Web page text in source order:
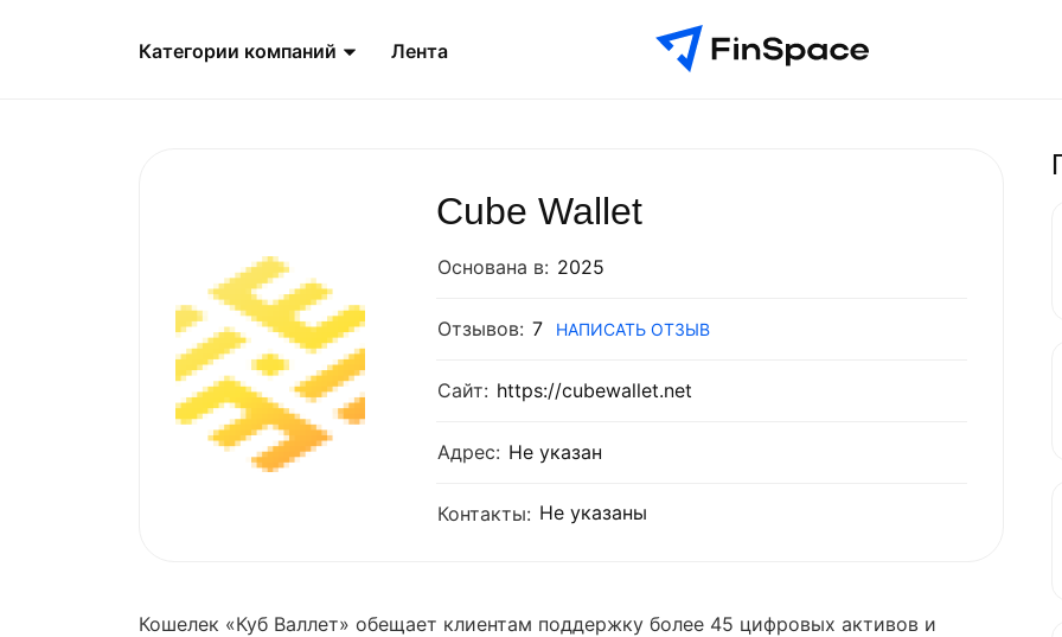
Категории компаний Лента
Cube Wallet
Основана в: 2025
Отзывов: 7 НАПИСАТЬ ОТЗЫВ
Сайт: https://cubewallet.net
Адрес: Не указан
Контакты: Не указаны
Кошелек «Куб Валлет» обещает клиентам поддержку более 45 цифровых активов и